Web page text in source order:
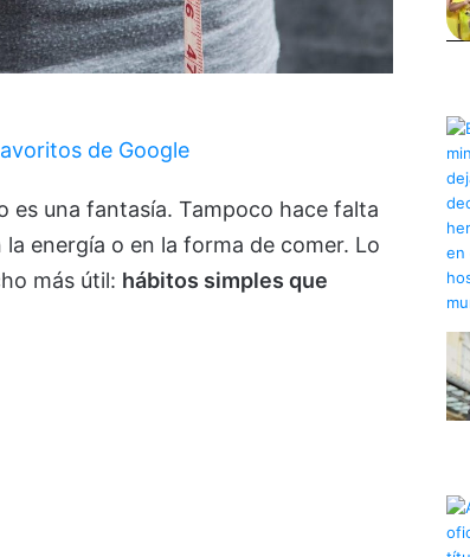
de Google
es una fantasía. Tampoco hace falta
energía o en la forma de comer. Lo
más útil: hábitos simples que